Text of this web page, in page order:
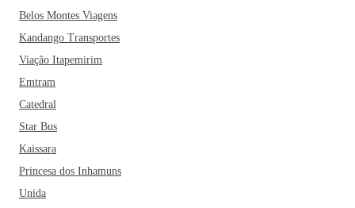
Belos Montes Viagens
Kandango Transportes
Viação Itapemirim
Emtram
Catedral
Star Bus
Kaissara
Princesa dos Inhamuns
Unida